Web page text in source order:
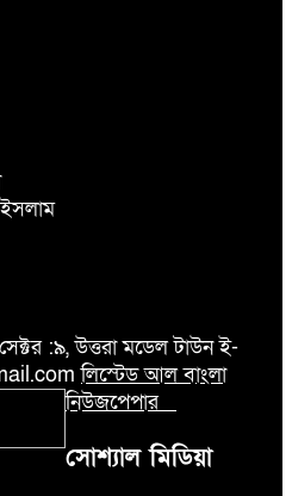
:৯, উত্তরা মডেল টাউন ই-
লিস্টেড আল বাংলা
নিউজপেপার
সোশ্যাল মিডিয়া